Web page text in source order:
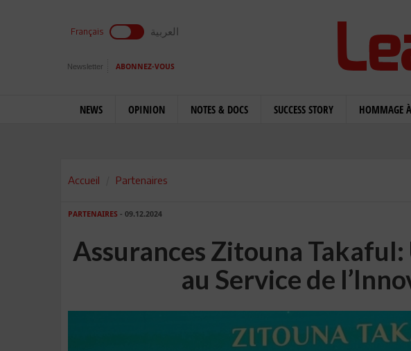
Français العربية
Newsletter ABONNEZ-VOUS
NEWS OPINION NOTES & DOCS SUCCESS STORY HOMMAGE
Accueil Partenaires
PARTENAIRES - 09.12.2024
Assurances Zitouna Takaful:
au Service de